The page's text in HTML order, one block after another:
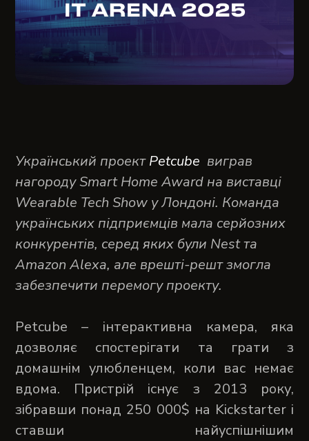
Український проектPetcube виграв
нагороду Smart Home Award на виставці
Wearable Tech Show у Лондоні. Команда
українських підприємців мала серйозних
конкурентів, серед яких були Nest та
Amazon Alexa, але врешті-решт змогла
забезпечити перемогу проекту.
Petcube – інтерактивна камера, яка
дозволяє спостерігати та грати з
домашнім улюбленцем, коли вас немає
вдома. Пристрій існує з 2013 року,
зібравши понад 250 000$ на Kickstarter і
ставши найуспішнішим